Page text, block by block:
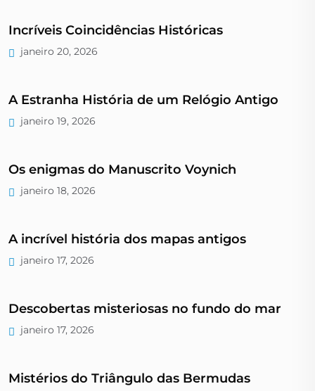
Incríveis Coincidências Históricas
janeiro 20, 2026
A Estranha História de um Relógio Antigo
janeiro 19, 2026
Os enigmas do Manuscrito Voynich
janeiro 18, 2026
A incrível história dos mapas antigos
janeiro 17, 2026
Descobertas misteriosas no fundo do mar
janeiro 17, 2026
Mistérios do Triângulo das Bermudas